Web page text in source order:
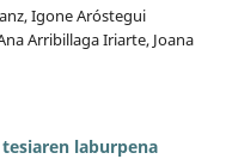
Igone Aróstegui
Arribillaga Iriarte, Joana
laburpena